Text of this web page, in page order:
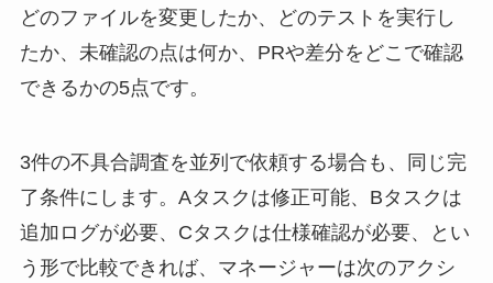
どのファイルを変更したか、どのテストを実行し
たか、未確認の点は何か、PRや差分をどこで確認
できるかの5点です。
3件の不具合調査を並列で依頼する場合も、同じ完
了条件にします。Aタスクは修正可能、Bタスクは
追加ログが必要、Cタスクは仕様確認が必要、とい
う形で比較できれば、マネージャーは次のアクシ